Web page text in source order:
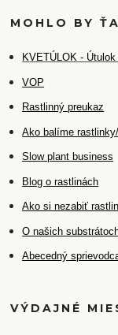
MOHLO BY
KVETÚLOK -
VOP
Rastlinný preukaz
Ako balíme
Slow plant business
Blog o rastlinách
Ako si nezabiť
O našich
Abecedný
VÝDAJNÉ